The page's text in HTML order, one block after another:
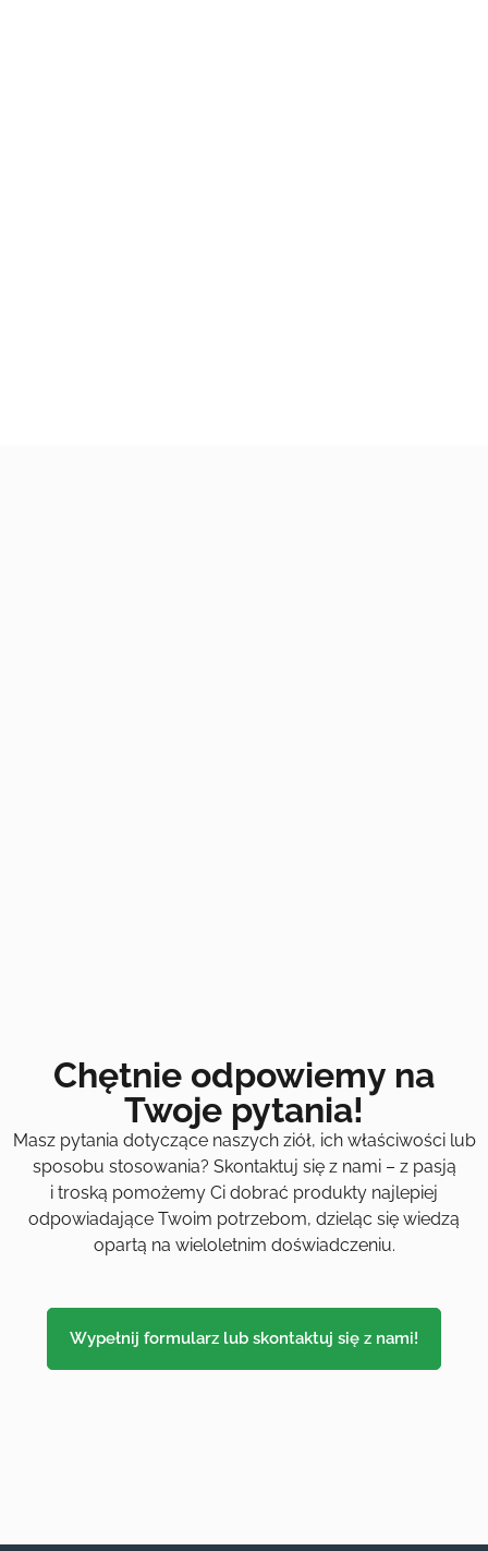
Chętnie odpowiemy na
Twoje pytania!
Masz pytania dotyczące naszych ziół, ich właściwości lub
sposobu stosowania? Skontaktuj się z nami – z pasją
i troską pomożemy Ci dobrać produkty najlepiej
odpowiadające Twoim potrzebom, dzieląc się wiedzą
opartą na wieloletnim doświadczeniu.
Wypełnij formularz lub skontaktuj się z nami!